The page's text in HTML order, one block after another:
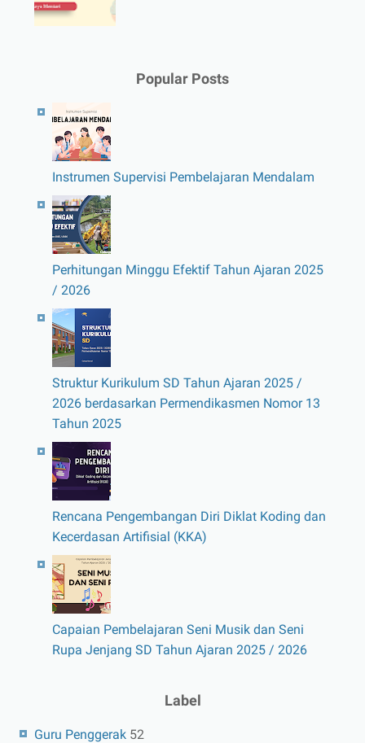
Popular Posts
Instrumen Supervisi Pembelajaran Mendalam
Perhitungan Minggu Efektif Tahun Ajaran 2025
/ 2026
Struktur Kurikulum SD Tahun Ajaran 2025 /
2026 berdasarkan Permendikasmen Nomor 13
Tahun 2025
Rencana Pengembangan Diri Diklat Koding dan
Kecerdasan Artifisial (KKA)
Capaian Pembelajaran Seni Musik dan Seni
Rupa Jenjang SD Tahun Ajaran 2025 / 2026
Label
Guru Penggerak 52